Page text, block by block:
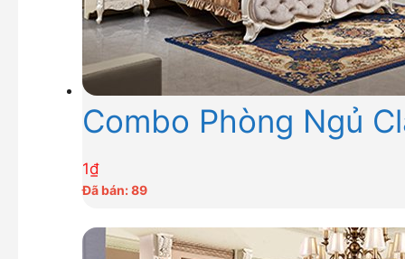
Combo Phòng Ngủ
1₫
Đã bán: 89